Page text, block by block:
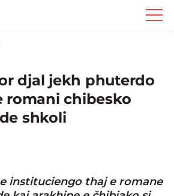
djal jekh phuterdo
romani chibesko
shkoli
instituciengo thaj e romane